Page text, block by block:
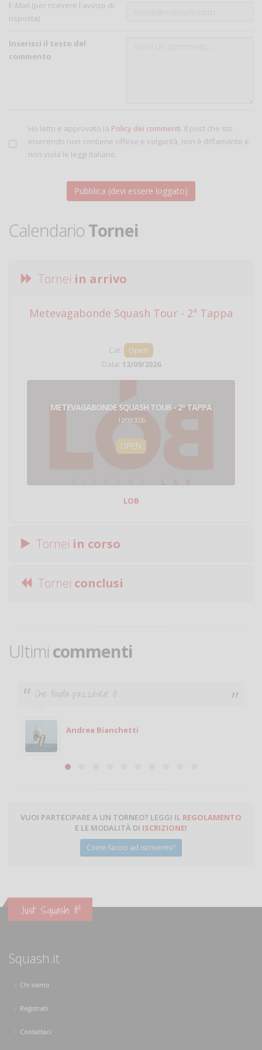
E-Mail (per ricevere l'avviso di
risposta)
Inserisci il testo del
commento
Ho letto e approvato la Policy dei commenti. Il post che sto
inserendo non contiene offese e volgarità, non è diffamante e
non viola le leggi italiane.
Calendario Tornei
Tornei in arrivo
Metevagabonde Squash Tour - 2ª Tappa
Cat:
Open
Data: 12/09/2026
METEVAGABONDE SQUASH TOUR - 2ª TAPPA
12/09/2026
OPEN
LOB
Tornei in corso
Tornei conclusi
Ultimi commenti
Ciao. Sono a Treviglio da poco e vorrei tornare a
giocare. Se sei in zona e puoi giocare fammi sapere.
Michele
Michele Miglionico
VUOI PARTECIPARE A UN TORNEO? LEGGI IL REGOLAMENTO
E LE MODALITÀ DI ISCRIZIONE!
Come faccio ad iscrivermi?
Just Squash It!
Squash.it
Chi siamo
Registrati
Contattaci